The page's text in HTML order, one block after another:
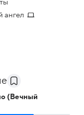
ангел
(Вечный